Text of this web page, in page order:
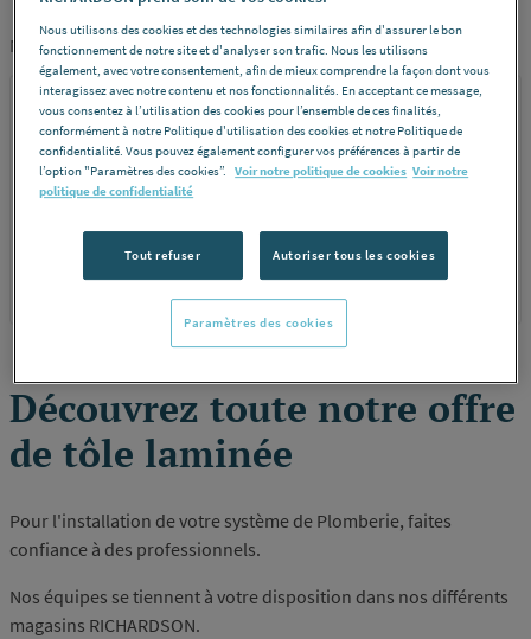
Nombre de produits: 1
STANDARD
A CHAUD - Noire
Découvrez toute notre offre
de tôle laminée
Pour l'installation de votre système de Plomberie, faites
confiance à des professionnels.
Nos équipes se tiennent à votre disposition dans nos différents
magasins RICHARDSON.
Nous utilisons des cookies et des technologies similaires afin d'assurer le bon
fonctionnement de notre site et d'analyser son trafic. Nous les utilisons
également, avec votre consentement, afin de mieux comprendre la façon dont vous
interagissez avec notre contenu et nos fonctionnalités. En acceptant ce message,
vous consentez à l’utilisation des cookies pour l’ensemble de ces finalités,
conformément à notre Politique d'utilisation des cookies et notre Politique de
confidentialité. Vous pouvez également configurer vos préférences à partir de
l’option "Paramètres des cookies”.
Voir notre politique de cookies Voir notre
politique de confidentialité
Tout refuser Autoriser tous les cookies
Paramètres des cookies